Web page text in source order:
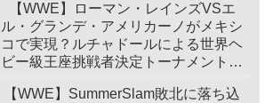
【WWE】ローマン・レインズVSエ
ル・グランデ・アメリカーノがメキシ
コで実現？ルチャドールによる世界ヘ
ビー級王座挑戦者決定トーナメント開
【WWE】SummerSlam敗北に落ち込